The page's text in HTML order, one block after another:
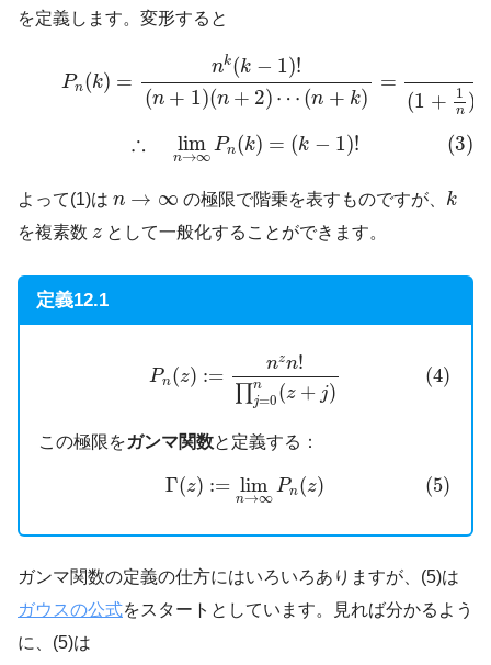
を定義します。変形すると
Pn(k) =
nk(k − 1)!
(n + 1)(n + 2) ⋯ (n + k)
=
(1 + 1
n )
(n+ n +2
∴ lim
n→∞
Pn(k) = (k − 1)! (3)
lim → ∞Pn )= −1)!
よって(1)は n → ∞
n →∞ の極限で階乗を表すものですが、 k
k
を複素数 z
z として一般化することができます。
定義12.1
Pn(z) := nzn!
∏n
j=0(z + j)
(4)
j= 0
この極限をガンマ関数と定義する：
Γ(z) := lim
n→∞
Pn(z) (5)
(5)Γ( z) limn →∞ P n(
ガンマ関数の定義の仕方にはいろいろありますが、(5)は
ガウスの公式をスタートとしています。見れば分かるよう
に、(5)は